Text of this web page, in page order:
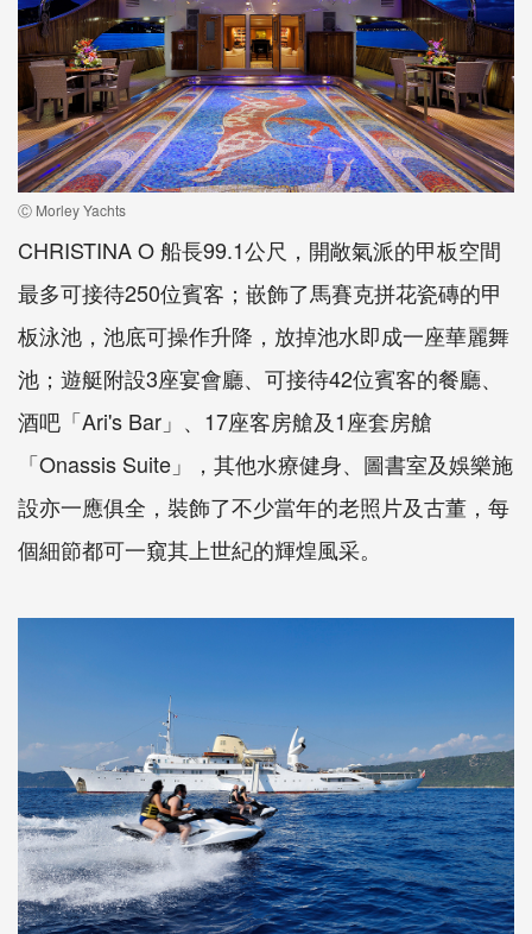
Ⓒ Morley Yachts
CHRISTINA O 船長99.1公尺，開敞氣派的甲板空間
最多可接待250位賓客；嵌飾了馬賽克拼花瓷磚的甲
板泳池，池底可操作升降，放掉池水即成一座華麗舞
池；遊艇附設3座宴會廳、可接待42位賓客的餐廳、
酒吧「Ari's Bar」、17座客房艙及1座套房艙
「Onassis Suite」，其他水療健身、圖書室及娛樂施
設亦一應俱全，裝飾了不少當年的老照片及古董，每
個細節都可一窺其上世紀的輝煌風采。